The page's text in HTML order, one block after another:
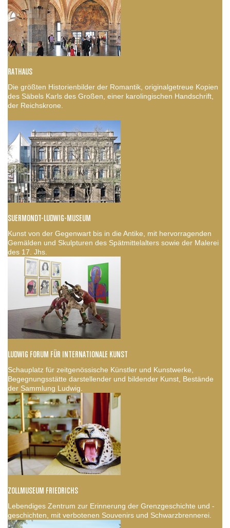
RATHAUS
Die größten Historienbilder der Romantik, originalgetreue Kopien
des Säbels Karls des Großen, einer karolingischen Handschrift,
der Reichskrone.
SUERMONDT-LUDWIG-MUSEUM
Kunst von der Gegenwart bis in die Antike, mit hervorragenden
Gemälden und Skulpturen des Spätmittelalters sowie der Malerei
des 17. Jhs.
LUDWIG FORUM FÜR INTERNATIONALE KUNST
Schauplatz für zeitgenössische Künstler und Kunstwerke,
Begegnungsstätte darstellender und bildender Kunst, Bestände
der Sammlung Ludwig.
ZOLLMUSEUM FRIEDRICHS
Lebendiges Zentrum zur Erinnerung der Grenzgeschichte und -
geschichten, mit verbotenen Souvenirs und Schwarzbrennerei.